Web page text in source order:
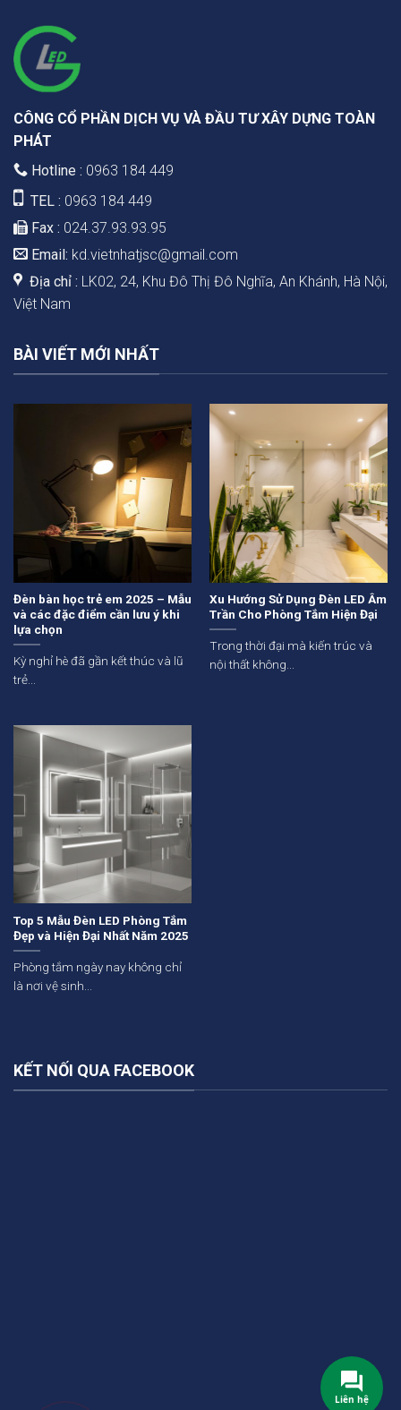
CÔNG CỔ PHẦN DỊCH VỤ VÀ ĐẦU TƯ XÂY DỰNG TOÀN
PHÁT
Hotline : 0963 184 449
TEL : 0963 184 449
Fax : 024.37.93.93.95
Email: kd.vietnhatjsc@gmail.com
Địa chỉ : LK02, 24, Khu Đô Thị Đô Nghĩa, An Khánh, Hà Nội,
Việt Nam
BÀI VIẾT MỚI NHẤT
Đèn bàn học trẻ em 2025 – Mẫu
và các đặc điểm cần lưu ý khi
lựa chọn
Kỳ nghỉ hè đã gần kết thúc và lũ
trẻ...
Xu Hướng Sử Dụng Đèn LED Âm
Trần Cho Phòng Tắm Hiện Đại
Trong thời đại mà kiến trúc và
nội thất không...
Top 5 Mẫu Đèn LED Phòng Tắm
Đẹp và Hiện Đại Nhất Năm 2025
Phòng tắm ngày nay không chỉ
là nơi vệ sinh...
KẾT NỐI QUA FACEBOOK
Liên hệ